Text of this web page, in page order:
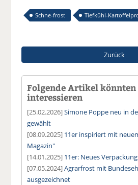
Schne-frost Tiefkühl-
Zurück
Folgende Artikel könnten
interessieren
[25.02.2026]Simone Poppe neu in
gewählt
[08.09.2025] 11er inspiriert mit
Magazin"
[14.01.2025] 11er: Neues
[07.05.2024]Agrarfrost mit
ausgezeichnet